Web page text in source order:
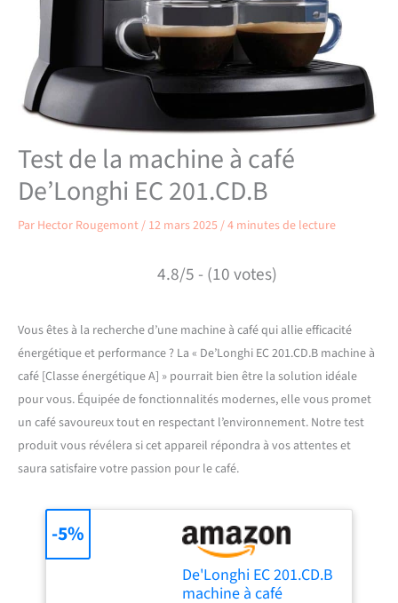
Test de la machine à café
De’Longhi EC 201.CD.B
Par Hector Rougemont/ 12 mars 2025/4 minutes de lecture
4.8/5 - (10 votes)
Vous êtes à la recherche d’une machine à café qui allie efficacité
énergétique et performance ? La « De’Longhi EC 201.CD.B machine à
café [Classe énergétique A] » pourrait bien être la solution idéale
pour vous. Équipée de fonctionnalités modernes, elle vous promet
un café savoureux tout en respectant l’environnement. Notre test
produit vous révélera si cet appareil répondra à vos attentes et
saura satisfaire votre passion pour le café.
De'Longhi EC 201.CD.B
machine à café
-5%